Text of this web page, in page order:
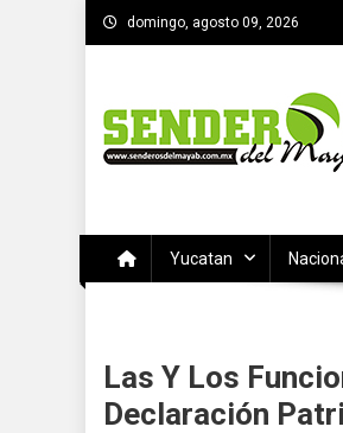
Saltar
al
domingo, agosto 09, 2026
Yucatan
Las Y Los
Declaración